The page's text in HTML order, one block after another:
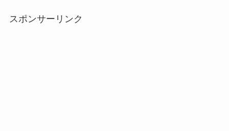
スポンサーリンク